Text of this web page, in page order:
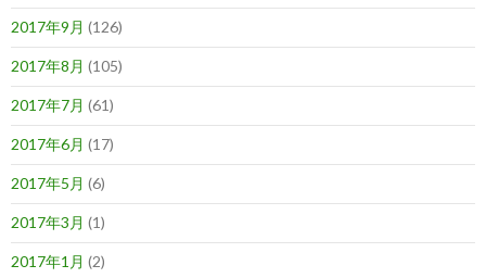
2017年9月 (126)
2017年8月 (105)
2017年7月 (61)
2017年6月 (17)
2017年5月 (6)
2017年3月 (1)
2017年1月 (2)